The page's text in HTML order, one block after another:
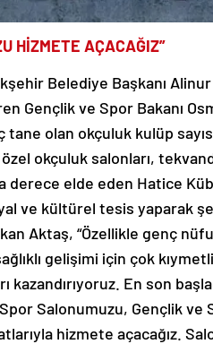
HİZMETE AÇACAĞIZ”
Belediye Başkanı
Gençlik ve Spor Bakanı
olan okçuluk kulüp
özel okçuluk salonları,
elde eden Hatice
ve kültürel tesis yaparak
Aktaş, “Özellikle genç
gelişimi için çok
En son
Salonumuzu, Gençlik ve
hizmete açacağız.